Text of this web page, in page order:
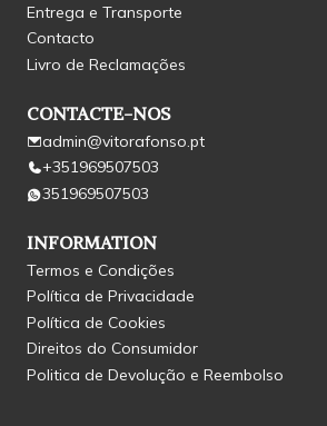
Entrega e Transporte
Contacto
Livro de Reclamações
CONTACTE-NOS
admin@vitorafonso.pt
+351969507503
351969507503
INFORMATION
Termos e Condições
Política de Privacidade
Política de Cookies
Direitos do Consumidor
Politica de Devolução e Reembolso